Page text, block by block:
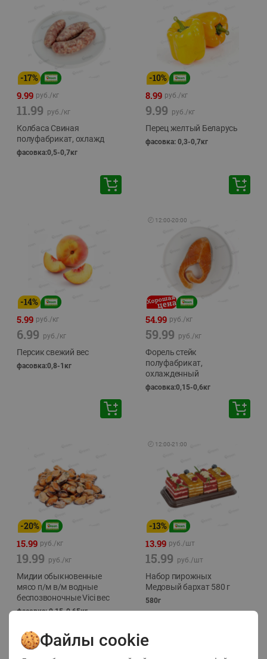
-17%
9.99 руб./кг
11.99 руб./кг
Колбаса Свиная
полуфабрикат, охлажд
фасовка:0,5-0,7кг
-10%
8.99 руб./кг
9.99 руб./кг
Перец желтый Беларусь
фасовка: 0,3-0,7кг
-14%
5.99 руб./кг
6.99 руб./кг
Персик свежий вес
фасовка:0,8-1кг
🕘 12:00-20:00
54.99 руб./кг
59.99 руб./кг
Форель стейк
полуфабрикат,
охлажденный
фасовка:0,15-0,6кг
-20%
15.99 руб./кг
19.99 руб./кг
Мидии обыкновенные
мясо п/м в/м водные
беспозвоночные Vici вес
фасовка: 0,15-0,65кг
🕘 12:00-21:00
-13%
13.99 руб./шт
15.99 руб./шт
Набор пирожных
Медовый бархат 580 г
580г
Файлы cookie